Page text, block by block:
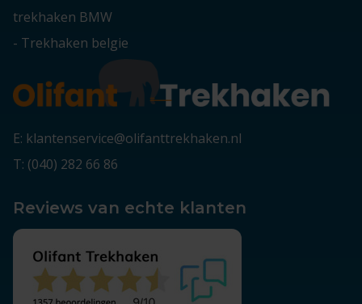
trekhaken BMW
- Trekhaken belgie
E: klantenservice@olifanttrekhaken.nl
T: (040) 282 66 86
Reviews van echte klanten